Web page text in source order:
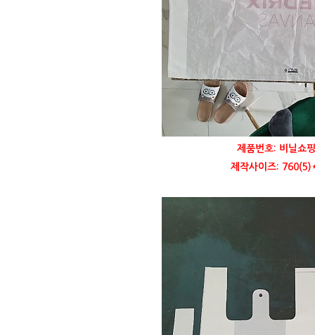
제품번호: 비닐쇼
제작사이즈: